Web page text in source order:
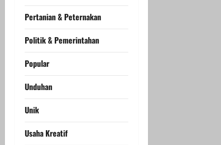
Pertanian & Peternakan
Politik & Pemerintahan
Popular
Unduhan
Unik
Usaha Kreatif